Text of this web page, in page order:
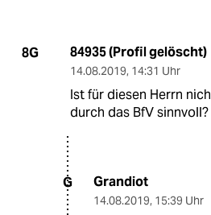
8G 84935 (Profil gelöscht)
14.08.2019, 14:31 Uhr
Ist für diesen Herrn
durch das BfV sinnvoll?
G Grandiot
14.08.2019, 15:39 Uhr